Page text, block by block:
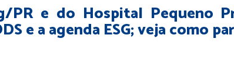
PR e do Hospital Pequeno
e a agenda ESG; veja como